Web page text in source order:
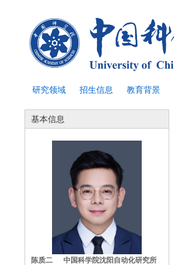
研究领域 招生信息 教育背景
基本信息
陈质二 中国科学院沈阳自动化研究所